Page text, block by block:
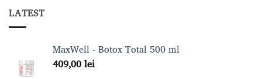
LATEST
MaxWell - Botox Total 500 ml
409,00lei